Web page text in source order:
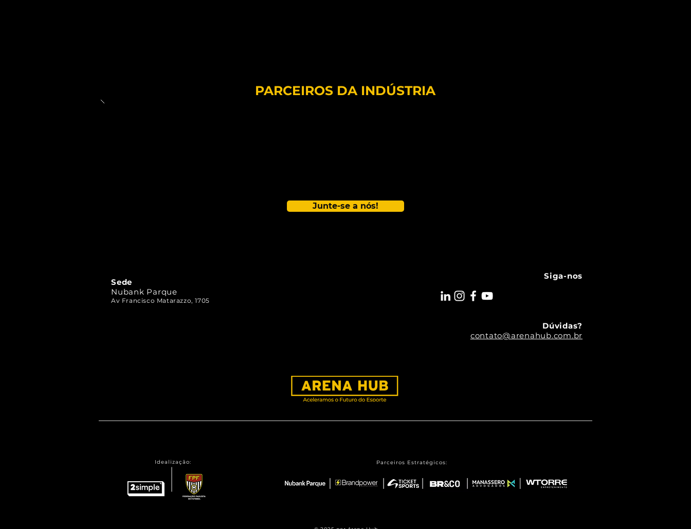
PARCEIROS DA INDÚSTRIA
Junte-se a nós!
Siga-nos
Sede
Nubank Parque
Av Francisco Matarazzo, 1705
Dúvidas?
contato@arenahub.com.br
Idealização: Parceiros Estratégicos: